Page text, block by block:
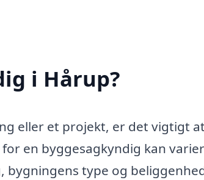
i Hårup?
eller et projekt, er det vigtigt at
en byggesagkyndig kan
type og